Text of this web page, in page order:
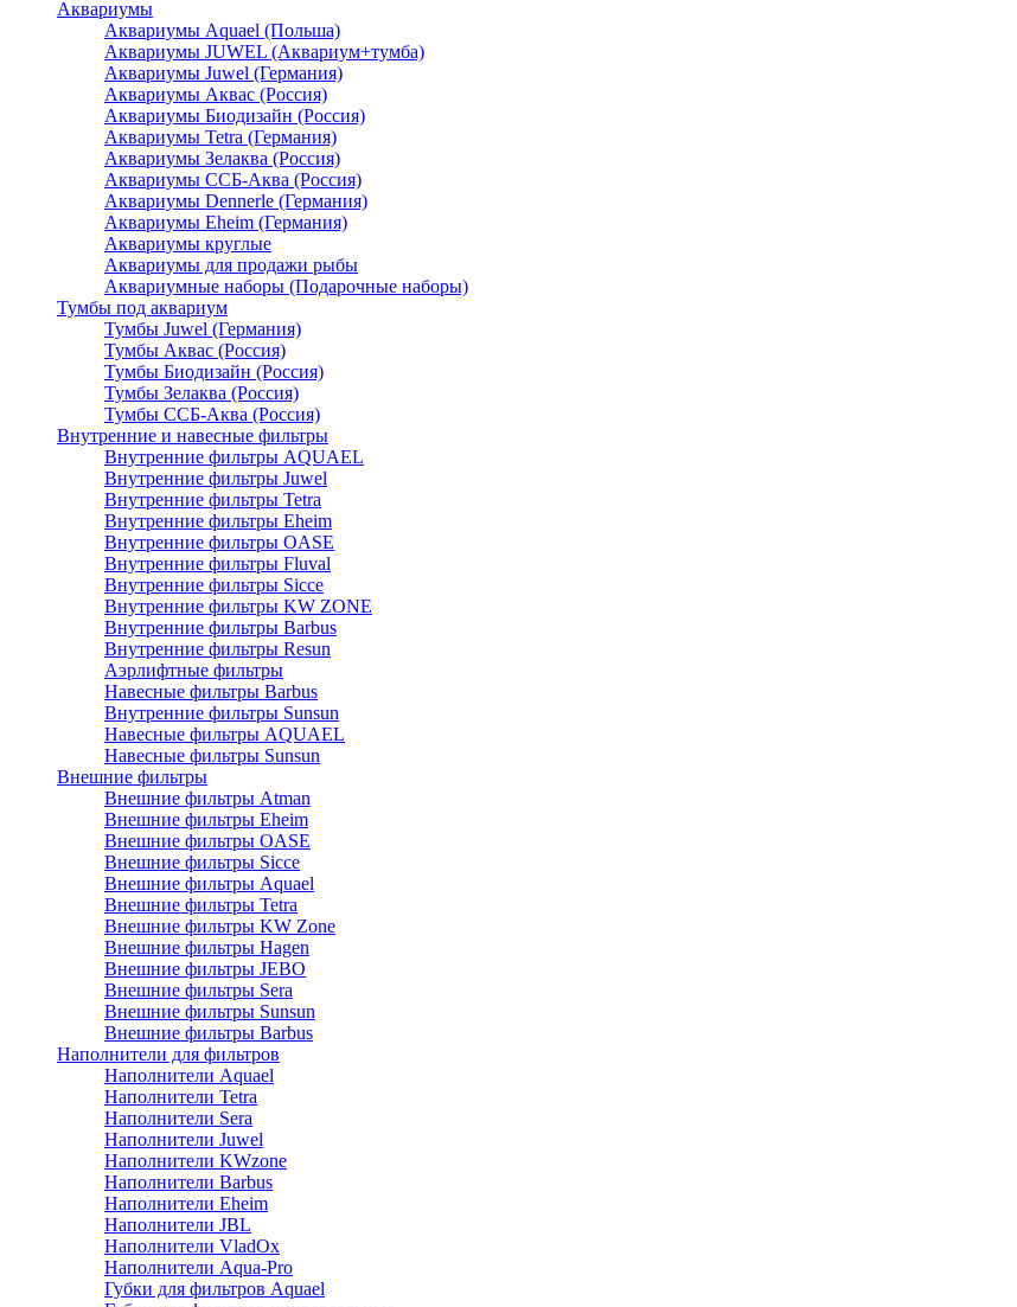
Аквариумы
Аквариумы Aquael (Польша)
Аквариумы JUWEL (Аквариум+тумба)
Аквариумы Juwel (Германия)
Аквариумы Аквас (Россия)
Аквариумы Биодизайн (Россия)
Аквариумы Tetra (Германия)
Аквариумы Зелаква (Россия)
Аквариумы ССБ-Аква (Россия)
Аквариумы Dennerle (Германия)
Аквариумы Eheim (Германия)
Аквариумы круглые
Аквариумы для продажи рыбы
Аквариумные наборы (Подарочные наборы)
Тумбы под аквариум
Тумбы Juwel (Германия)
Тумбы Аквас (Россия)
Тумбы Биодизайн (Россия)
Тумбы Зелаква (Россия)
Тумбы ССБ-Аква (Россия)
Внутренние и навесные фильтры
Внутренние фильтры AQUAEL
Внутренние фильтры Juwel
Внутренние фильтры Tetra
Внутренние фильтры Eheim
Внутренние фильтры OASE
Внутренние фильтры Fluval
Внутренние фильтры Sicce
Внутренние фильтры KW ZONE
Внутренние фильтры Barbus
Внутренние фильтры Resun
Аэрлифтные фильтры
Навесные фильтры Barbus
Внутренние фильтры Sunsun
Навесные фильтры AQUAEL
Навесные фильтры Sunsun
Внешние фильтры
Внешние фильтры Atman
Внешние фильтры Eheim
Внешние фильтры OASE
Внешние фильтры Sicce
Внешние фильтры Aquael
Внешние фильтры Tetra
Внешние фильтры KW Zone
Внешние фильтры Hagen
Внешние фильтры JEBO
Внешние фильтры Sera
Внешние фильтры Sunsun
Внешние фильтры Barbus
Наполнители для фильтров
Наполнители Aquael
Наполнители Tetra
Наполнители Sera
Наполнители Juwel
Наполнители KWzone
Наполнители Barbus
Наполнители Eheim
Наполнители JBL
Наполнители VladOx
Наполнители Aqua-Pro
Губки для фильтров Aquael